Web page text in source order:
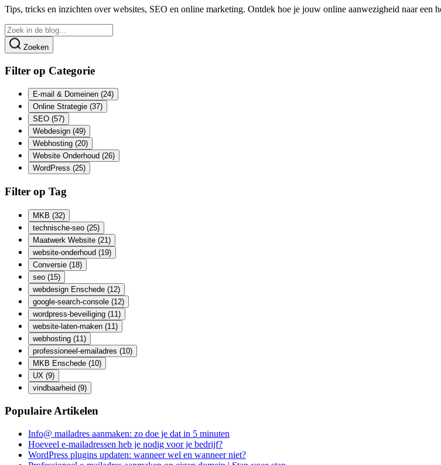
Tips, tricks en inzichten over websites, SEO en online marketing. Ontdek hoe je jouw online aanwezigheid naar een
Zoeken
Filter op Categorie
E-mail & Domeinen (24)
Online Strategie (37)
SEO (57)
Webdesign (49)
Webhosting (20)
Website Onderhoud (26)
WordPress (25)
Filter op Tag
MKB (32)
technische-seo (25)
Maatwerk Website (21)
website-onderhoud (19)
Conversie (18)
seo (15)
webdesign Enschede (12)
google-search-console (12)
wordpress-beveiliging (11)
website-laten-maken (11)
webhosting (11)
professioneel-emailadres (10)
MKB Enschede (10)
UX (9)
vindbaarheid (9)
Populaire Artikelen
Info@ mailadres aanmaken: zo doe je dat in 5 minuten
Hoeveel e-mailadressen heb je nodig voor je bedrijf?
WordPress plugins updaten: wanneer wel en wanneer niet?